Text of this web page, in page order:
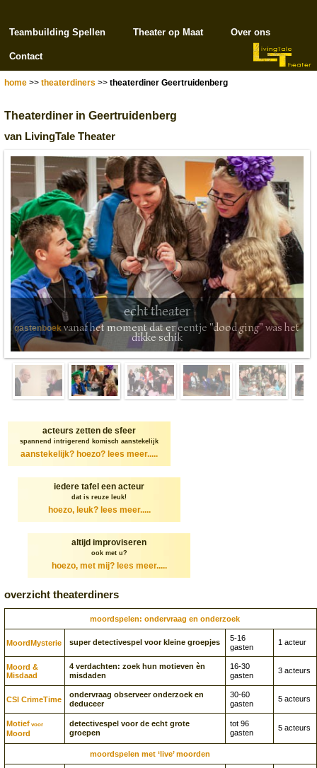
Teambuilding Spellen Theater op Maat Over ons
Contact
home >> theaterdiners >> theaterdiner Geertruidenberg
Theaterdiner in Geertruidenberg
van LivingTale Theater
echt theater
gastenboekvanaf het moment dat er eentje "dood ging" was het
dikke schik
acteurs zetten de sfeer
spannend intrigerend komisch aanstekelijk
aanstekelijk? hoezo? lees meer.....
iedere tafel een acteur
dat is reuze leuk!
hoezo, leuk? lees meer.....
altijd improviseren
ook met u?
hoezo, met mij? lees meer.....
overzicht theaterdiners
moordspelen: ondervraag en onderzoek
Moord­Mysterie super detectivespel voor kleine groepjes
5-16
gasten
1 acteur
Moord &
Misdaad
4 verdachten: zoek hun motieven èn
misdaden
16-30
gasten
3 acteurs
CSI CrimeTime
ondervraag observeer onderzoek en
deduceer
30-60
gasten
5 acteurs
Motief voor
Moord
detectivespel voor de echt grote
groepen
tot 96
gasten
5 acteurs
moordspelen met ‘live’ moorden